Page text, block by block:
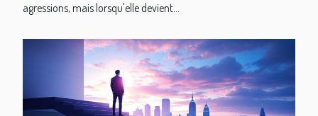
agressions, mais lorsqu'elle devient...